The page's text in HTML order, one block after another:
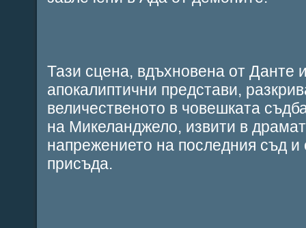
Тази сцена, вдъхновена от Данте
апокалиптични представи,
величественото в човешката
на Микеланджело, извити в
напрежението на последния съд
присъда.